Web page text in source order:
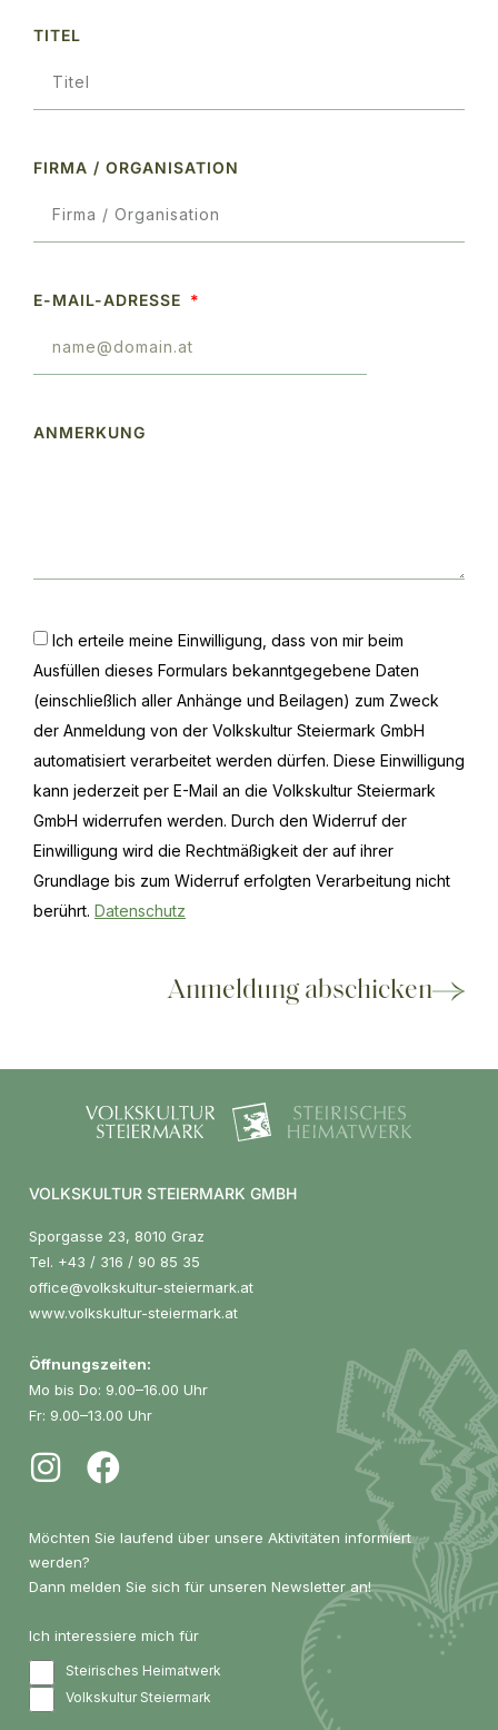
TITEL
FIRMA / ORGANISATION
E-MAIL-ADRESSE
ANMERKUNG
Ich erteile meine Einwilligung, dass von mir beim
Ausfüllen dieses Formulars bekanntgegebene Daten
(einschließlich aller Anhänge und Beilagen) zum Zweck
der Anmeldung von der Volkskultur Steiermark GmbH
automatisiert verarbeitet werden dürfen. Diese Einwilligung
kann jederzeit per E-Mail an die Volkskultur Steiermark
GmbH widerrufen werden. Durch den Widerruf der
Einwilligung wird die Rechtmäßigkeit der auf ihrer
Grundlage bis zum Widerruf erfolgten Verarbeitung nicht
berührt. Datenschutz
Anmeldung abschicken
VOLKSKULTUR STEIERMARK GMBH
Sporgasse 23, 8010 Graz
Tel. +43 / 316 / 90 85 35
office@volkskultur-steiermark.at
www.volkskultur-steiermark.at
Öffnungszeiten:
Mo bis Do: 9.00–16.00 Uhr
Fr: 9.00–13.00 Uhr
Möchten Sie laufend über unsere Aktivitäten informiert
werden?
Dann melden Sie sich für unseren Newsletter an!
Ich interessiere mich für
Steirisches Heimatwerk
Volkskultur Steiermark